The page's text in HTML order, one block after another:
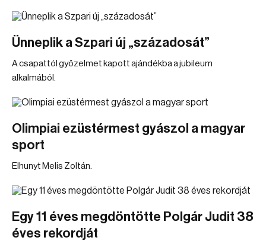
Ünneplik a Szpari új „századosát”
A csapattól győzelmet kapott ajándékba a jubileum
alkalmából.
Olimpiai ezüstérmest gyászol a magyar
sport
Elhunyt Melis Zoltán.
Egy 11 éves megdöntötte Polgár Judit 38
éves rekordját